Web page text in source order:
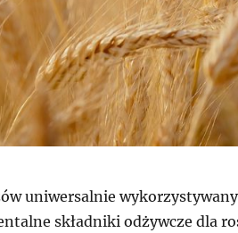
uniwersalnie
składniki odżywcze dla